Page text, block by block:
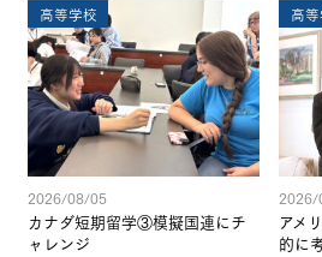
高等学校
2026/08/05
カナダ短期留学③模擬国連にチ
ャレンジ
高
アメ
的に